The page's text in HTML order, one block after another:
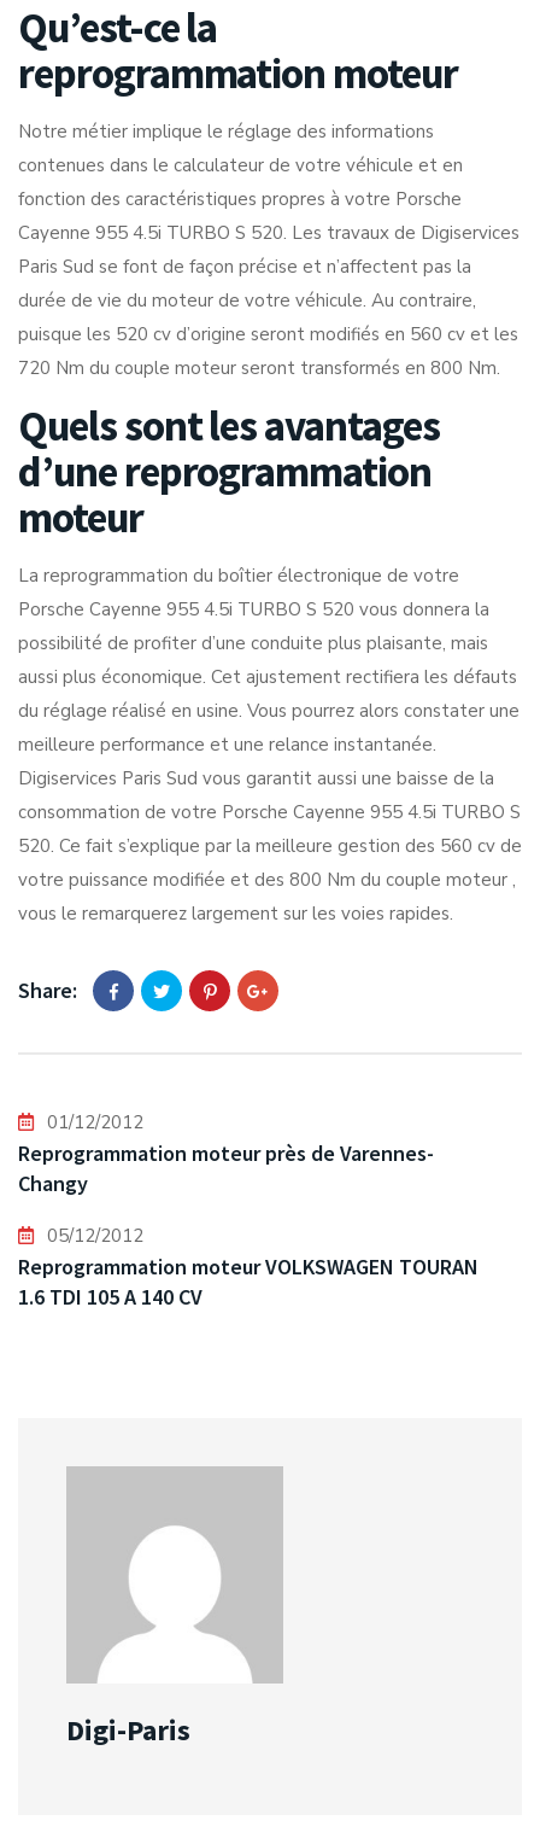
Qu’est-ce la
reprogrammation moteur
Notre métier implique le réglage des informations
contenues dans le calculateur de votre véhicule et en
fonction des caractéristiques propres à votre Porsche
Cayenne 955 4.5i TURBO S 520. Les travaux de Digiservices
Paris Sud se font de façon précise et n’affectent pas la
durée de vie du moteur de votre véhicule. Au contraire,
puisque les 520 cv d’origine seront modifiés en 560 cv et les
720 Nm du couple moteur seront transformés en 800 Nm.
Quels sont les avantages
d’une reprogrammation
moteur
La reprogrammation du boîtier électronique de votre
Porsche Cayenne 955 4.5i TURBO S 520 vous donnera la
possibilité de profiter d’une conduite plus plaisante, mais
aussi plus économique. Cet ajustement rectifiera les défauts
du réglage réalisé en usine. Vous pourrez alors constater une
meilleure performance et une relance instantanée.
Digiservices Paris Sud vous garantit aussi une baisse de la
consommation de votre Porsche Cayenne 955 4.5i TURBO S
520. Ce fait s’explique par la meilleure gestion des 560 cv de
votre puissance modifiée et des 800 Nm du couple moteur ,
vous le remarquerez largement sur les voies rapides.
Share:
01/12/2012
Reprogrammation moteur près de Varennes-
Changy
05/12/2012
Reprogrammation moteur VOLKSWAGEN TOURAN
1.6 TDI 105 A 140 CV
Digi-Paris